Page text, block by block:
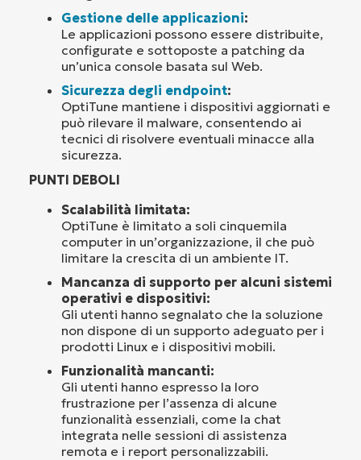
Gestione delle applicazioni:
Le applicazioni possono essere distribuite,
configurate e sottoposte a patching da
un’unica console basata sul Web.
Sicurezza degli endpoint:
OptiTune mantiene i dispositivi aggiornati e
può rilevare il malware, consentendo ai
tecnici di risolvere eventuali minacce alla
sicurezza.
PUNTI DEBOLI
Scalabilità limitata:
OptiTune è limitato a soli cinquemila
computer in un’organizzazione, il che può
limitare la crescita di un ambiente IT.
Mancanza di supporto per alcuni sistemi
operativi e dispositivi:
Gli utenti hanno segnalato che la soluzione
non dispone di un supporto adeguato per i
prodotti Linux e i dispositivi mobili.
Funzionalità mancanti:
Gli utenti hanno espresso la loro
frustrazione per l’assenza di alcune
funzionalità essenziali, come la chat
integrata nelle sessioni di assistenza
remota e i report personalizzabili.